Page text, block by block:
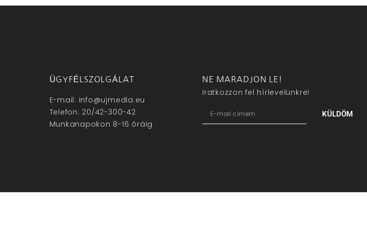
ÜGYFÉLSZOLGÁLAT
E-mail: info@ujmedia.eu
Telefon: 20/42-300-42
Munkanapokon 8-16 óráig
NE MARADJON LE!
Iratkozzon fel hírlevelünkre!
KÜLDÖM